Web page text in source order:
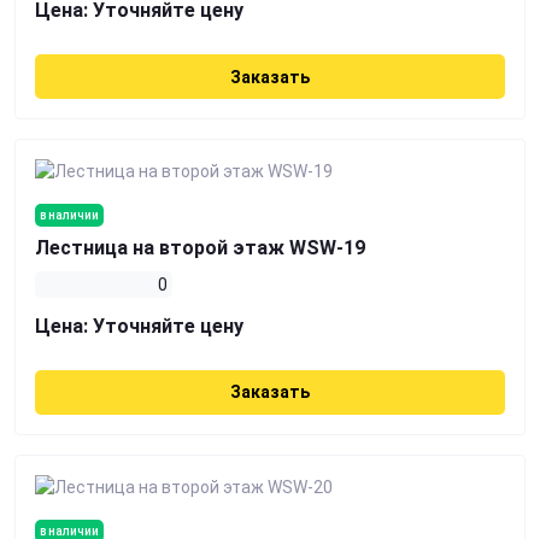
Цена: Уточняйте цену
Заказать
в наличии
Лестница на второй этаж WSW-19
0
Цена: Уточняйте цену
Заказать
в наличии